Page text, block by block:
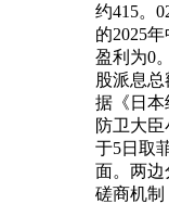
约415。
的2025
盈利为0
股派息总
据《日本
防卫大臣
于5日取
面。两边
磋商机制